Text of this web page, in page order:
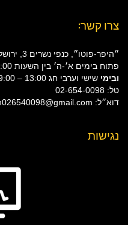
צרו קשר:
״היפר-פוטו״, כנפי נשרים 3, ירושלים.
פתוח בימים א׳-ה׳ בין השעות 19:00 –
ובימי שישי וערבי חג 13:00 – 09:00
טל: 02-654-0098
דוא״ל: h026540098@gmail.com
נגישות